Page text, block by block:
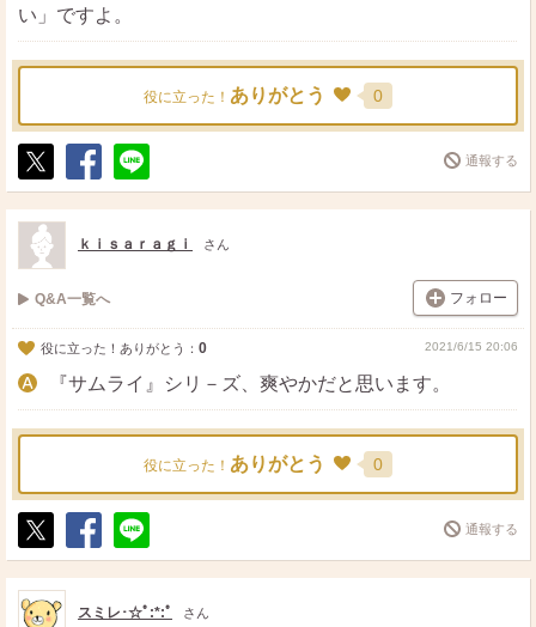
い」ですよ。
役に立った！ ありがとう 0
ポ
ス
ト
シ
ェ
送
る
通報する
ｋｉｓａｒａｇｉ さん
Q&A一覧へ フォロー
役に立った！ありがとう： 0 2021/6/15 20:06
『サムライ』シリ－ズ、爽やかだと思います。
役に立った！ ありがとう 0
ポ
ス
ト
シ
ェ
送
る
通報する
スミレ･☆ﾟ:*:ﾟ さん